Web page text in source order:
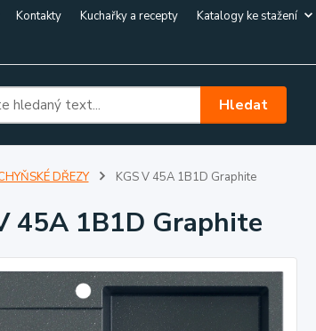
Kontakty Kuchařky a recepty Katalogy ke stažení
Hledat
DŘEZY KGS V 45A 1B1D Graphite
45A 1B1D Graphite